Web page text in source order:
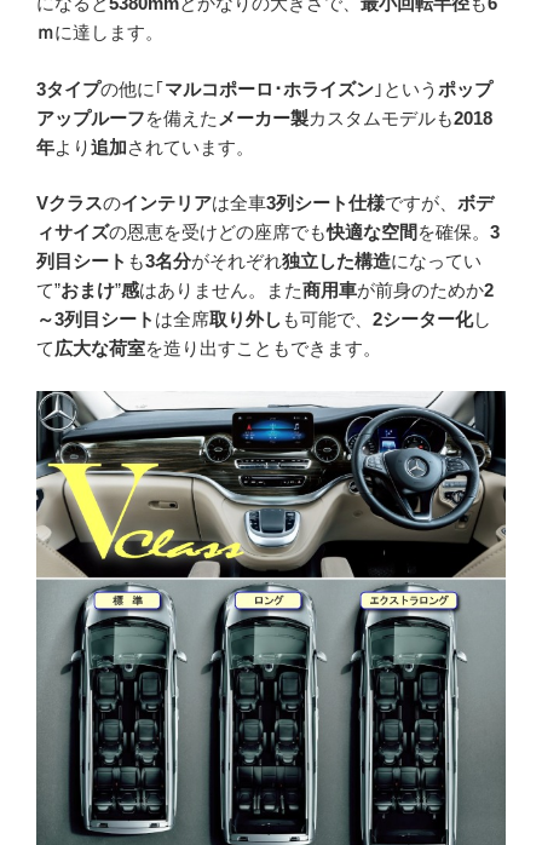
ｍに達します。
3タイプの他に｢マルコポーロ･ホライズン ｣という ポップ
アップルーフを備えた メーカー製カスタムモデルも2018
年より追加されています。
Vクラスのインテリアは全車3列シート仕様ですが、 ボデ
ィサイズの恩恵を受けどの座席でも快適な空間 を確保。 3
列目シート も3名分がそれぞれ独立した構造になってい
て”おまけ”感はありません。また商用車が前身のためか2
～3列目シート は全席取り外し も可能で、 2シーター化し
て広大な荷室を造り出すこともできます。